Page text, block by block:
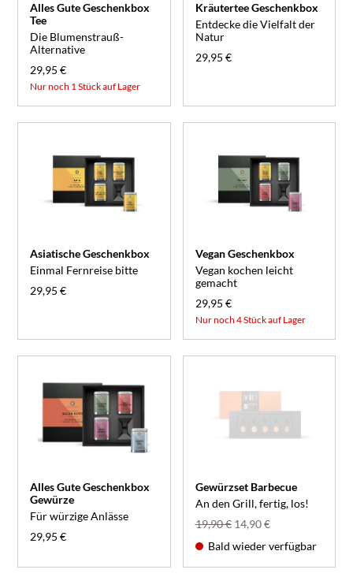
Alles Gute Geschenkbox
Tee
Die Blumenstrauß-
Alternative
29,95 €
Nur noch 1 Stück auf Lager
Kräutertee Geschenkbox
Entdecke die Vielfalt der
Natur
29,95 €
Asiatische Geschenkbox
Einmal Fernreise bitte
29,95 €
Vegan Geschenkbox
Vegan kochen leicht
gemacht
29,95 €
Nur noch 4 Stück auf Lager
Alles Gute Geschenkbox
Gewürze
Für würzige Anlässe
29,95 €
Gewürzset Barbecue
An den Grill, fertig, los!
19,90 €14,90 €
Bald wieder verfügbar